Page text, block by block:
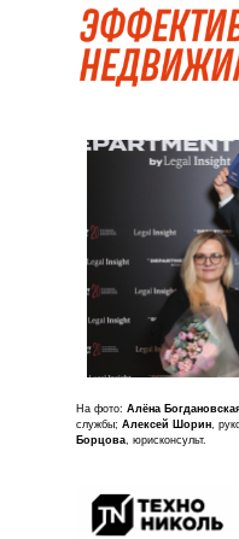
На фото: Алёна
службы; Алексей Шорин,
Борцова, юрисконсульт.